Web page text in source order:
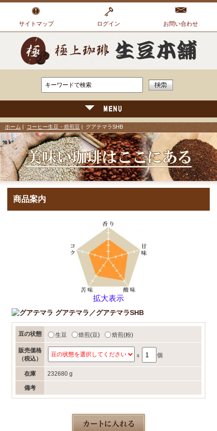
サイトマップ ログイン お問い合わせ
ホーム コーヒー生豆・焙煎豆 | グアテマラSHB
商品案内
拡大表示
グアテマラ／グアテマラSHB
豆の状態 生豆 焙煎(豆) 焙煎(粉)
販売価格
（税込）
ｘ 個
在庫 232680 g
備考